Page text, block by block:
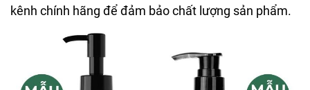
kênh chính hãng để đảm bảo chất lượng sản phẩm.